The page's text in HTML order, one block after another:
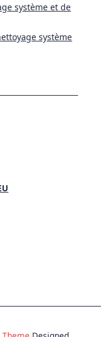
système et de
système